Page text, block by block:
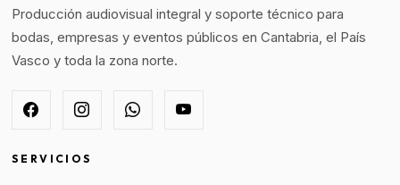
Producción audiovisual integral y soporte técnico para
bodas, empresas y eventos públicos en Cantabria, el País
Vasco y toda la zona norte.
SERVICIOS